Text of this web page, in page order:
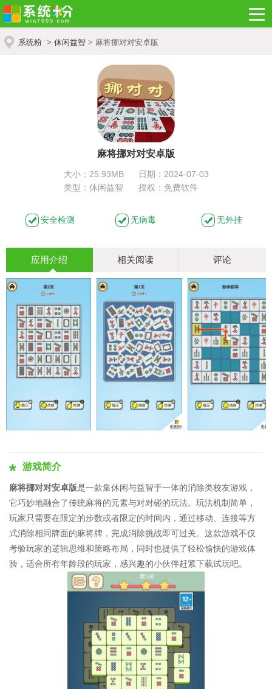
系统粉 > 休闲益智 > 麻将挪对对安卓版
麻将挪对对安卓版
大小：25.93MB
类型：休闲益智
日期：2024-07-03
授权：免费软件
安全检测 无病毒 无外挂
应用介绍 相关阅读 评论
游戏简介
麻将挪对对安卓版是一款集休闲与益智于一体的消除类校友游戏，
它巧妙地融合了传统麻将的元素与对对碰的玩法。玩法机制简单，
玩家只需要在限定的步数或者限定的时间内，通过移动、连接等方
式消除相同牌面的麻将牌，完成消除挑战即可过关。这款游戏不仅
考验玩家的逻辑思维和策略布局，同时也提供了轻松愉快的游戏体
验，适合所有年龄段的玩家，感兴趣的小伙伴赶紧下载试玩吧。